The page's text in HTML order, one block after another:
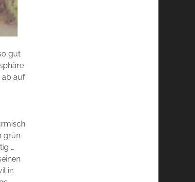
gut
ab auf
grün-
…
in